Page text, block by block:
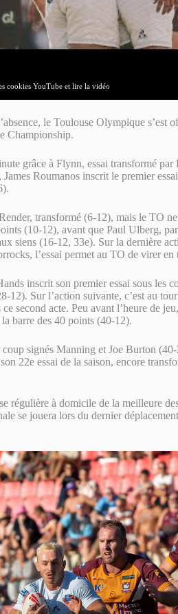
cookies YouTube et lire la vidéo
le Toulouse Olympique s’est
Championship.
grâce à Flynn, essai transformé
Roumanos inscrit le premier
transformé (6-12), mais le TO
(10-12), avant que Paul Ulberg,
siens (16-12, 33e). Sur la dernière
l’essai permet au TO de virer en
inscrit son premier essai sous les
12). Sur l’action suivante, c’est au
second acte. Peu avant l’heure de
barre des 40 points (40-12).
signés Manning et Joe Burton
22e essai de la saison, encore
régulière à domicile de la meilleure
se jouera lors du dernier